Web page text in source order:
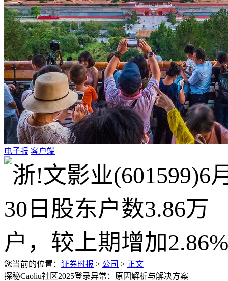
电子报 客户端
您当前的位置： 证券时报 > 公司 > 正文
探秘Caoliu社区2025登录异常：原因解析与解决方案